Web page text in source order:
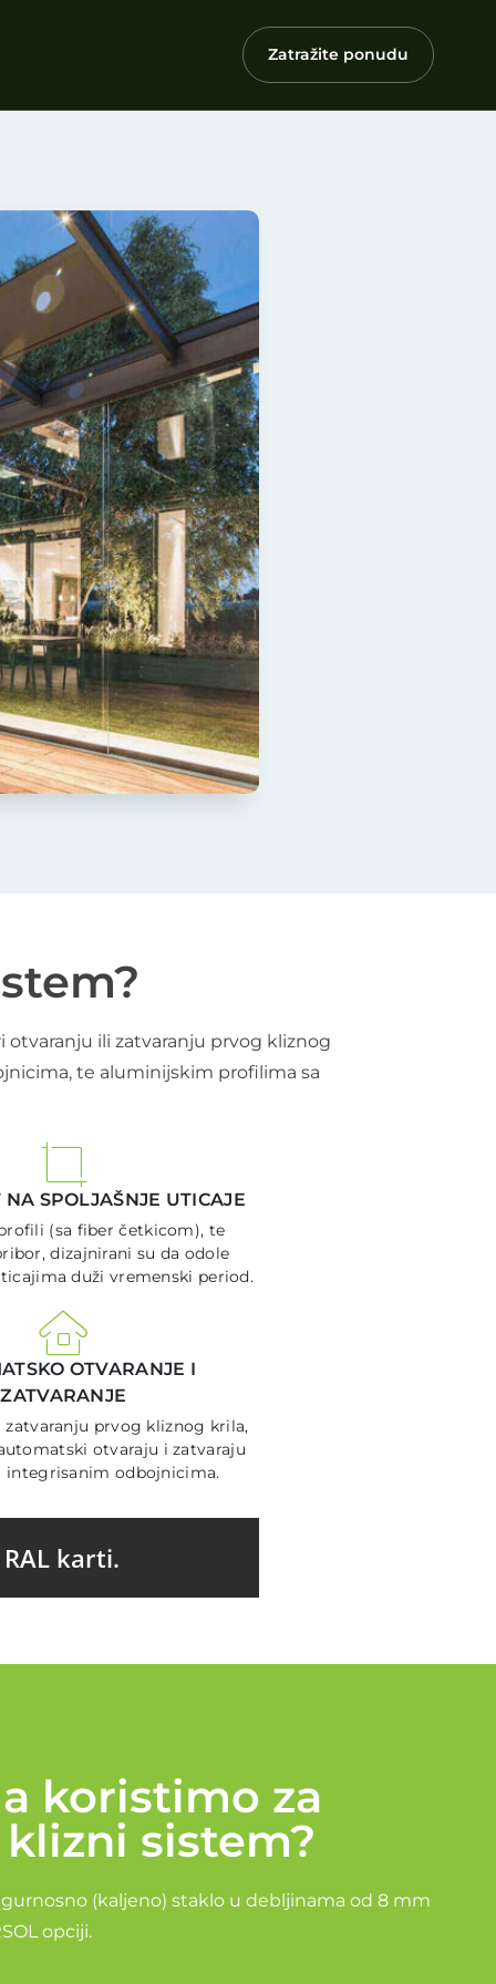
Zatražite ponudu
ili zatvaranju prvog kliznog
te aluminijskim profilima sa
NA SPOLJAŠNJE UTICAJE
(sa fiber četkicom), te
dizajnirani su da odole
duži vremenski period.
OTVARANJE I
ZATVARANJE
prvog kliznog krila,
otvaraju i zatvaraju
integrisanim odbojnicima.
karti.
koristimo za
sistem?
(kaljeno) staklo u debljinama od 8 mm
opciji.